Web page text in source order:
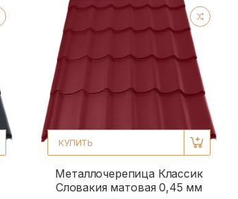
КУПИТЬ
Металлочерепица Классик
Словакия матовая 0,45 мм